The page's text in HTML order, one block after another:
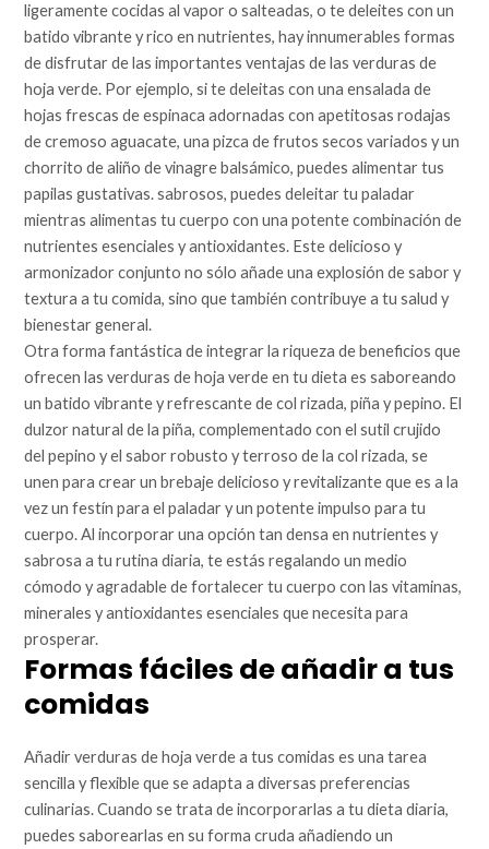
ligeramente cocidas al vapor o salteadas, o te deleites con un
batido vibrante y rico en nutrientes, hay innumerables formas
de disfrutar de las importantes ventajas de las verduras de
hoja verde. Por ejemplo, si te deleitas con una ensalada de
hojas frescas de espinaca adornadas con apetitosas rodajas
de cremoso aguacate, una pizca de frutos secos variados y un
chorrito de aliño de vinagre balsámico, puedes alimentar tus
papilas gustativas. sabrosos, puedes deleitar tu paladar
mientras alimentas tu cuerpo con una potente combinación de
nutrientes esenciales y antioxidantes. Este delicioso y
armonizador conjunto no sólo añade una explosión de sabor y
textura a tu comida, sino que también contribuye a tu salud y
bienestar general.
Otra forma fantástica de integrar la riqueza de beneficios que
ofrecen las verduras de hoja verde en tu dieta es saboreando
un batido vibrante y refrescante de col rizada, piña y pepino. El
dulzor natural de la piña, complementado con el sutil crujido
del pepino y el sabor robusto y terroso de la col rizada, se
unen para crear un brebaje delicioso y revitalizante que es a la
vez un festín para el paladar y un potente impulso para tu
cuerpo. Al incorporar una opción tan densa en nutrientes y
sabrosa a tu rutina diaria, te estás regalando un medio
cómodo y agradable de fortalecer tu cuerpo con las vitaminas,
minerales y antioxidantes esenciales que necesita para
prosperar.
Formas fáciles de añadir a tus
comidas
Añadir verduras de hoja verde a tus comidas es una tarea
sencilla y flexible que se adapta a diversas preferencias
culinarias. Cuando se trata de incorporarlas a tu dieta diaria,
puedes saborearlas en su forma cruda añadiendo un